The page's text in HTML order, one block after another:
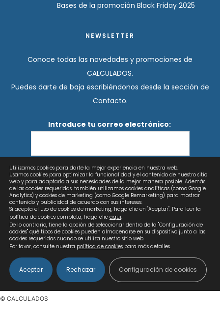
Bases de la promoción Black Friday 2025
NEWSLETTER
Conoce todas las novedades y promociones de
CALCULADOS.
Puedes darte de baja escribiéndonos desde la sección de
Contacto.
Introduce tu correo electrónico:
He leído y acepto los términos y condiciones
Copyright © 2026 Calculados | Diseño web: AZUL LIMÓN
Utilizamos cookies para darte la mejor experiencia en nuestra web.
Usamos cookies para optimizar la funcionalidad y el contenido de nuestro sitio
web y para adaptarlo a sus necesidades de la mejor manera posible. Además
de las cookies requeridas, también utilizamos cookies analíticas (como Google
Analytics) y cookies de marketing (como Google Remarketing) para mostrar
contenido y publicidad de acuerdo con sus intereses.
Si acepta el uso de cookies de marketing, haga clic en "Aceptar". Para leer la
política de cookies completa, haga clic aquí.
De lo contrario, tiene la opción de seleccionar dentro de la "Configuración de
cookies" qué tipos de cookies pueden almacenarse en su dispositivo junto a las
cookies requeridas cuando se utiliza nuestro sitio web.
Por favor, consulte nuestra política de cookies para más detalles.
Aceptar Rechazar Configuración de cookies
© CALCULADOS